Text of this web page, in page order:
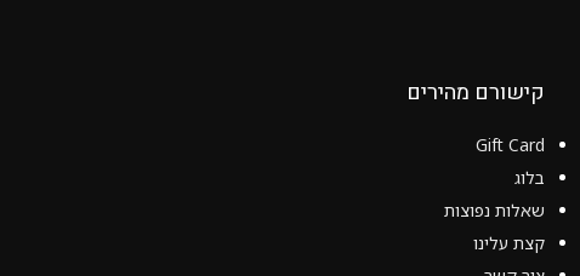
קישורם מהירים
Gift Card
בלוג
שאלות נפוצות
קצת עלינו